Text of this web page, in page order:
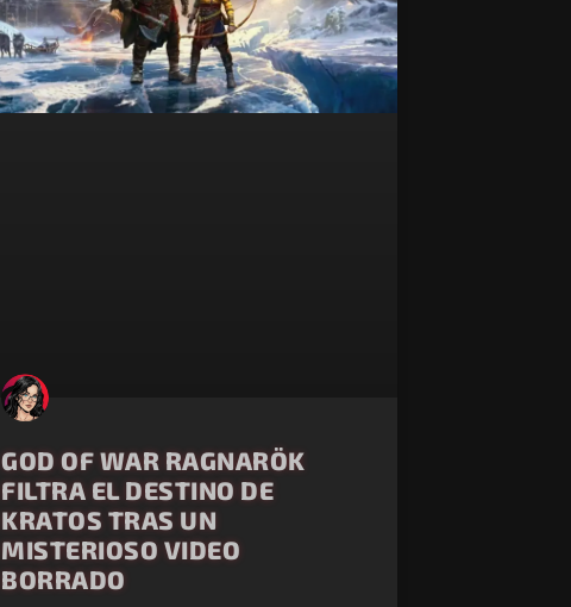
GOD OF WAR RAGNARÖK
FILTRA EL DESTINO DE
KRATOS TRAS UN
MISTERIOSO VIDEO
BORRADO